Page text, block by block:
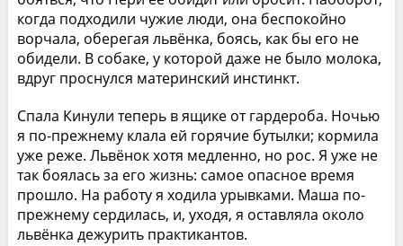
когда подходили чужие люди, она беспокойно
ворчала, оберегая львёнка, боясь, как бы его не
обидели. В собаке, у которой даже не было молока,
вдруг проснулся материнский инстинкт.
Спала Кинули теперь в ящике от гардероба. Ночью
я по-прежнему клала ей горячие бутылки; кормила
уже реже. Львёнок хотя медленно, но рос. Я уже не
так боялась за его жизнь: самое опасное время
прошло. На работу я ходила урывками. Маша по-
прежнему сердилась, и, уходя, я оставляла около
львёнка дежурить практикантов.